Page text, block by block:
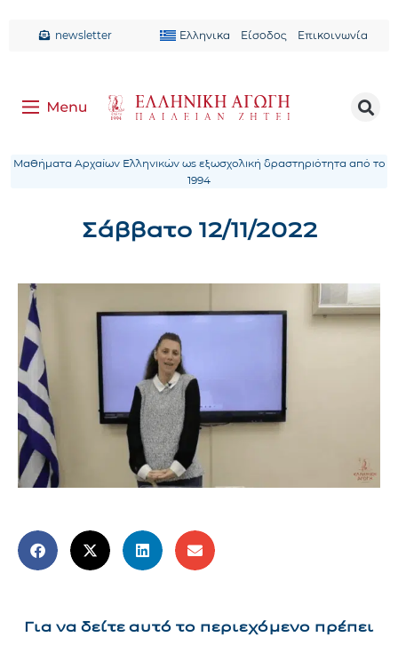
newsletter Ελληνικα Είσοδος Επικοινωνία
Μαθήματα Αρχαίων Ελληνικών ως εξωσχολική δραστηριότητα από το
1994
Σάββατο 12/11/2022
Για να δείτε αυτό το περιεχόμενο πρέπει